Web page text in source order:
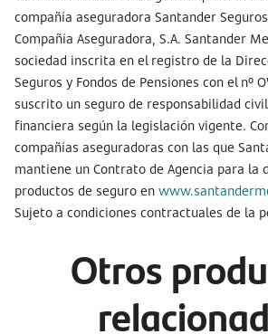
compañía aseguradora Santander
Compañía Aseguradora, S.A. Santander
sociedad inscrita en el registro de la
Seguros y Fondos de Pensiones con el nº
suscrito un seguro de responsabilidad
financiera según la legislación vigente.
compañías aseguradoras con las que
mantiene un Contrato de Agencia para la
productos de seguro en
Sujeto a condiciones contractuales de la
Otros